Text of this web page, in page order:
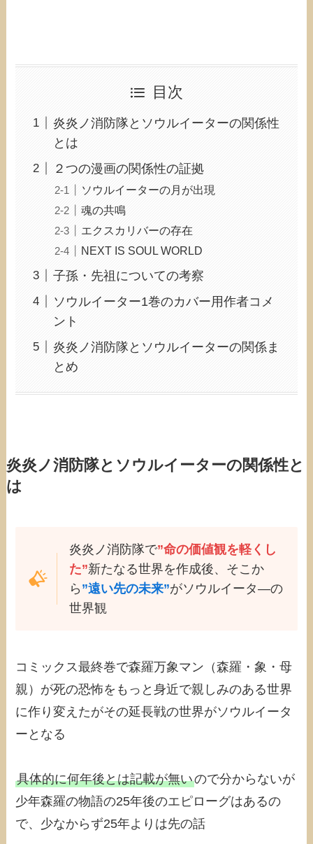
目次
炎炎ノ消防隊とソウルイーターの関係性
とは
２つの漫画の関係性の証拠
ソウルイーターの月が出現
魂の共鳴
エクスカリバーの存在
NEXT IS SOUL WORLD
子孫・先祖についての考察
ソウルイーター1巻のカバー用作者コメ
ント
炎炎ノ消防隊とソウルイーターの関係ま
とめ
炎炎ノ消防隊とソウルイーターの関係性と
は
炎炎ノ消防隊で”命の価値観を軽くし
た”新たなる世界を作成後、そこか
ら ”遠い先の未来”がソウルイータ―の
世界観
コミックス最終巻で森羅万象マン（森羅・象・母
親）が死の恐怖をもっと身近で親しみのある世界
に作り変えたがその延長戦の世界がソウルイータ
ーとなる
具体的に何年後とは記載が無いので分からないが
少年森羅の物語の25年後のエピローグはあるの
で、少なからず25年よりは先の話